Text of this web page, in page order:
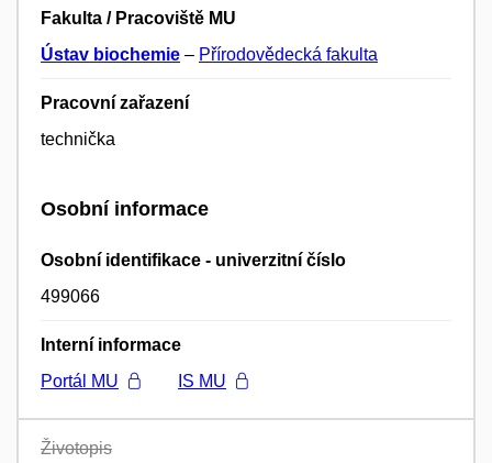
Fakulta / Pracoviště MU
Ústav biochemie – Přírodovědecká fakulta
Pracovní zařazení
technička
Osobní informace
Osobní identifikace - univerzitní číslo
499066
Interní informace
Portál MU
IS MU
Životopis